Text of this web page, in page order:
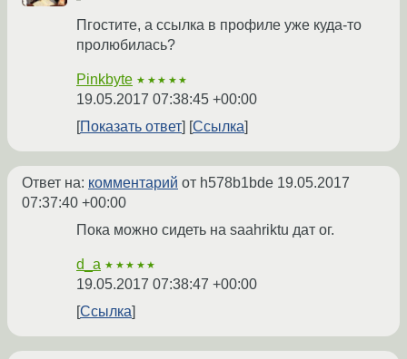
Пгостите, а ссылка в профиле уже куда-то
пролюбилась?
Pinkbyte ★★★★★
19.05.2017 07:38:45 +00:00
Показать ответ
Ссылка
Ответ на: комментарий от h578b1bde 19.05.2017
07:37:40 +00:00
Пока можно сидеть на saahriktu дат ог.
d_a ★★★★★
19.05.2017 07:38:47 +00:00
Ссылка